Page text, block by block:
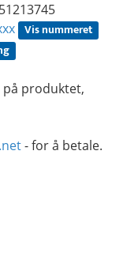
Vis nummeret
på produktet,
- for å betale.